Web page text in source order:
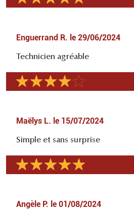
Enguerrand R. le 29/06/2024
Technicien agréable
Maëlys L. le 15/07/2024
Simple et sans surprise
Angèle P. le 01/08/2024